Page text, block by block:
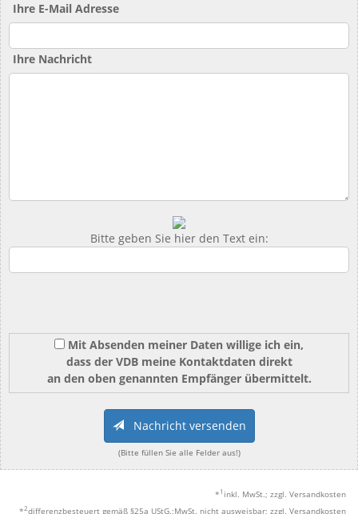
Ihre E-Mail Adresse
Ihre Nachricht
Bitte geben Sie hier den Text ein:
Mit Absenden meiner Daten willige ich ein,
dass der VDB meine Kontaktdaten direkt
an den oben genannten Empfänger übermittelt.
Nachricht versenden
(Bitte füllen Sie alle Felder aus!)
* 1 inkl. MwSt.; zzgl. Versandkosten
*2differenzbesteuert gemäß §25a UStG.;MwSt. nicht ausweisbar; zzgl. Versandkosten